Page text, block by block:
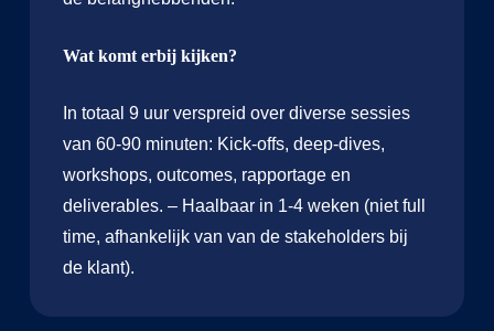
Wat komt erbij kijken?
In totaal 9 uur verspreid over diverse sessies
van 60-90 minuten: Kick-offs, deep-dives,
workshops, outcomes, rapportage en
deliverables. – Haalbaar in 1-4 weken (niet full
time, afhankelijk van van de stakeholders bij
de klant).